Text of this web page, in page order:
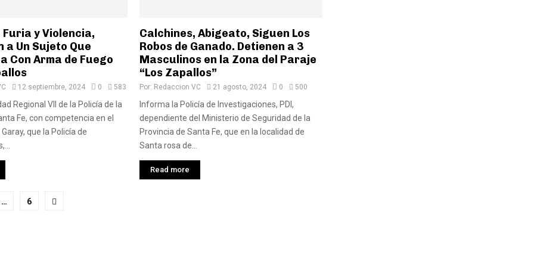
y Violencia,
a Un Sujeto Que
Con Arma de Fuego
12 septiembre, 2024 0 583
Regional VII de la Policía de la
Fe, con competencia en el
que la Policía de
Calchines, Abigeato, Siguen Los
Robos de Ganado. Detienen a 3
Masculinos en la Zona del Paraje
“Los Zapallos”
Por: Redaccion VC 21 agosto, 2024 0 500
Informa la Policía de Investigaciones, PDI,
dependiente del Ministerio de Seguridad de la
Provincia de Santa Fe, que en la localidad de
Santa rosa de...
Read more
… 6